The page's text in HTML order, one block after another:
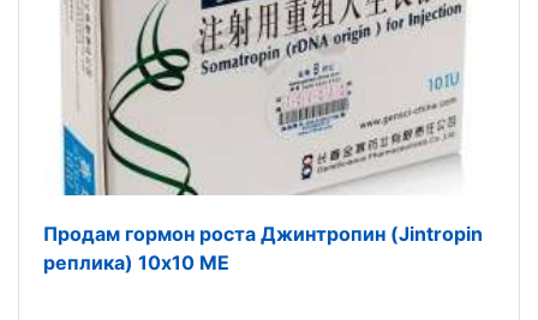
Продам гормон роста Джинтропин (Jintropin
реплика) 10х10 МЕ